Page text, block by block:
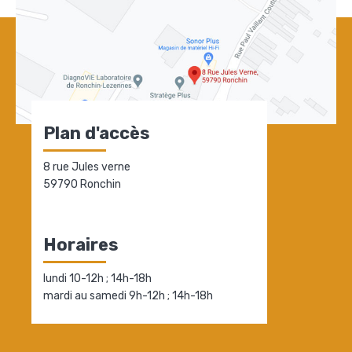
Plan d'accès
8 rue Jules verne
59790 Ronchin
Horaires
lundi 10-12h ; 14h-18h
mardi au samedi 9h-12h ; 14h-18h